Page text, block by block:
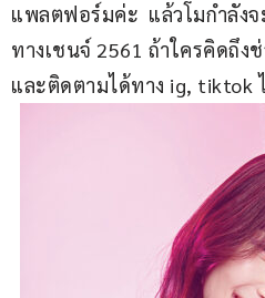
แพลตฟอร์มค่ะ  แล้วโมกำลัง
ทางเชนจ์ 2561 ถ้าใครคิดถึง
และติดตามได้ทาง ig, tiktok